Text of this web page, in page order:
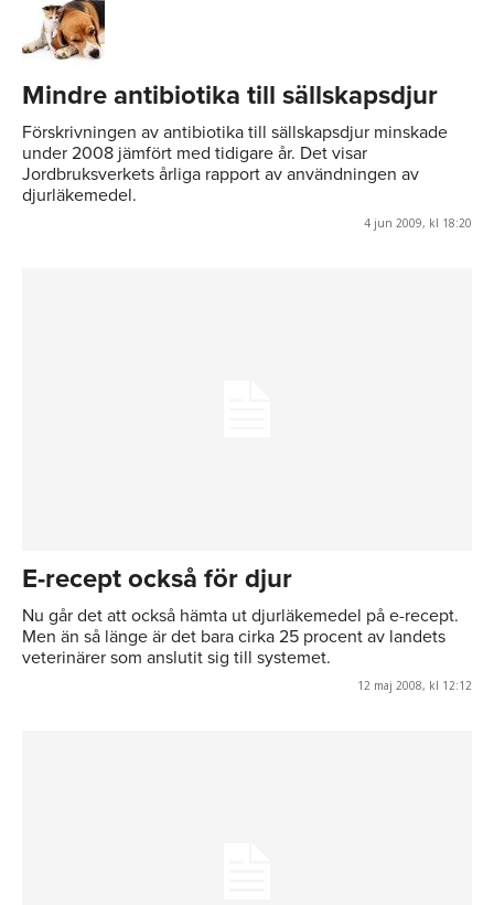
Mindre antibiotika till sällskapsdjur
Förskrivningen av antibiotika till sällskapsdjur minskade
under 2008 jämfört med tidigare år. Det visar
Jordbruksverkets årliga rapport av användningen av
djurläkemedel.
4 jun 2009, kl 18:20
E-recept också för djur
Nu går det att också hämta ut djurläkemedel på e-recept.
Men än så länge är det bara cirka 25 procent av landets
veterinärer som anslutit sig till systemet.
12 maj 2008, kl 12:12